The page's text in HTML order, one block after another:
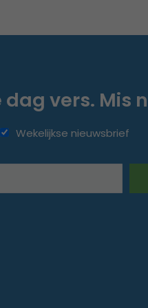
vers. Mis
Wekelijkse nieuwsbrief